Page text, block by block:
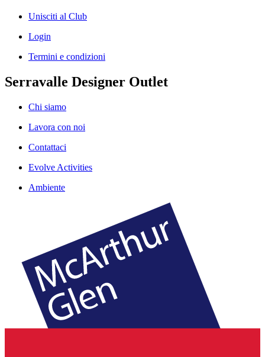
Unisciti al Club
Login
Termini e condizioni
Serravalle Designer Outlet
Chi siamo
Lavora con noi
Contattaci
Evolve Activities
Ambiente